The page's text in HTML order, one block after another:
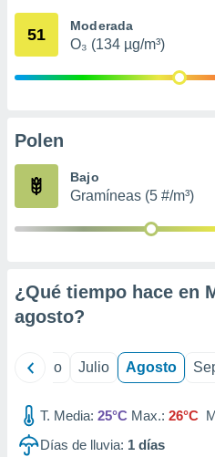
mediante
publicidad
de
51 Moderada
O₃ (134 µg/m³)
Polen
Bajo
Gramíneas (5 #/m³)
¿Qué tiempo hace en
agosto?
Junio Julio Agosto
T. Media: 25°C Max.: 26°C
Días de lluvia: 1 días